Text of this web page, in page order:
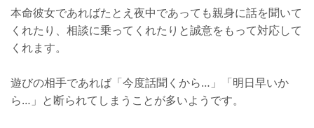
本命彼女であればたとえ夜中であっても親身に話を聞いて
くれたり、相談に乗ってくれたりと誠意をもって対応して
くれます。
遊びの相手であれば「今度話聞くから…」「明日早いか
ら…」と断られてしまうことが多いようです。